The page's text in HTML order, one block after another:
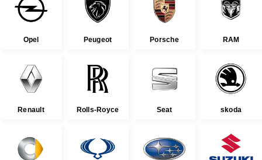
Opel Peugeot Porsche RAM
Renault Rolls-Royce Seat skoda